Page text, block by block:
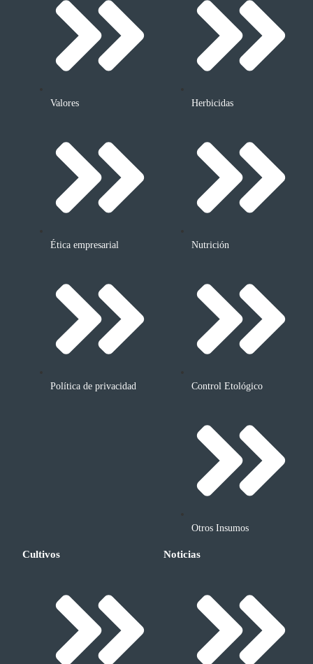
Valores
Ética empresarial
Política de privacidad
Herbicidas
Nutrición
Control Etológico
Otros Insumos
Cultivos Noticias